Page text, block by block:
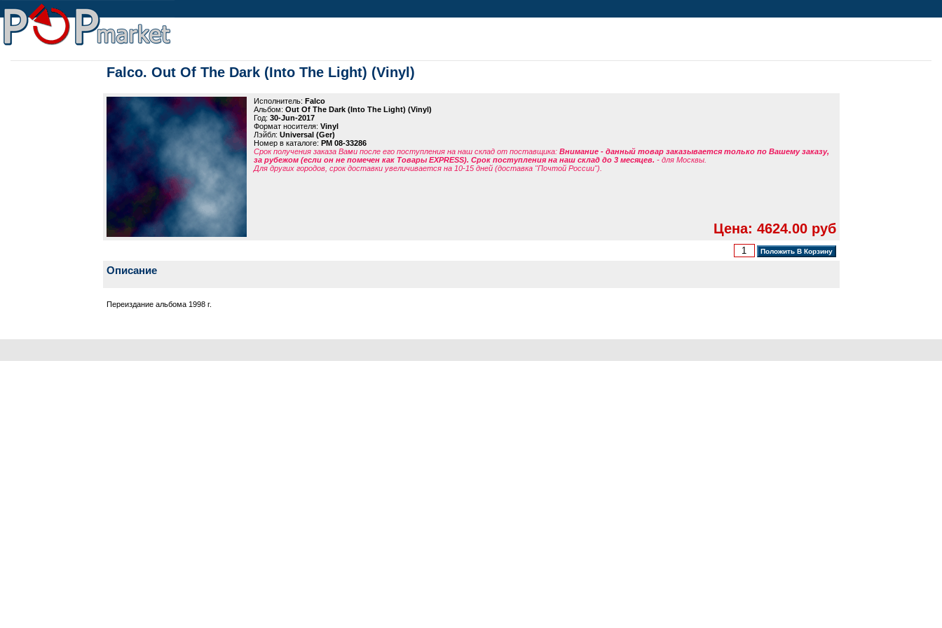
Falco. Out Of The Dark (Into The Light) (Vinyl)
Исполнитель: Falco
Альбом: Out Of The Dark (Into The Light) (Vinyl)
Год: 30-Jun-2017
Формат носителя: Vinyl
Лэйбл: Universal (Ger)
Номер в каталоге: PM 08-33286
Срок получения заказа Вами после его поступления на наш склад от поставщика: Внимание - данный товар заказывается только по Вашему заказу,
за рубежом (если он не помечен как Товары EXPRESS). Срок поступления на наш склад до 3 месяцев. - для Москвы.
Для других городов, срок доставки увеличивается на 10-15 дней (доставка "Почтой России").
Цена: 4624.00 руб
Описание
Переиздание альбома 1998 г.